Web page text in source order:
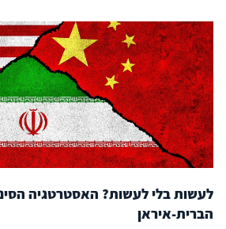
לעשות בלי לעשות? האסטרטגיה
הברית-איראן